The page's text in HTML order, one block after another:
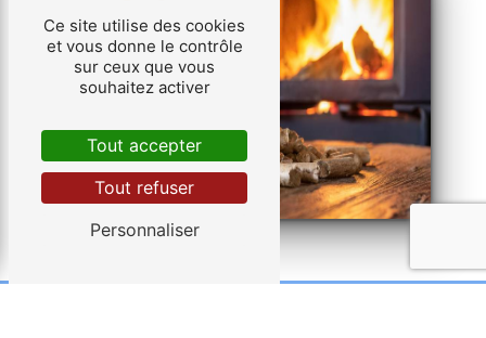
Ce site utilise des cookies
et vous donne le contrôle
sur ceux que vous
souhaitez activer
Tout accepter
Tout refuser
Personnaliser